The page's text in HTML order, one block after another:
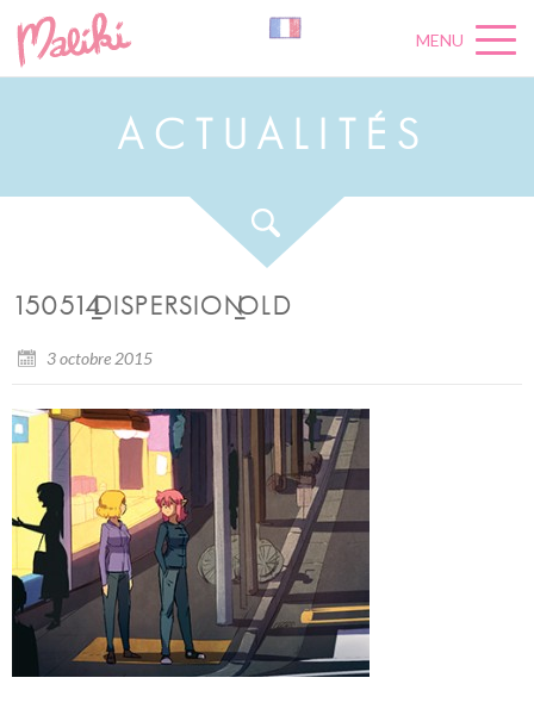
MENU
A C U A L É S
150514_DISPERSION_OLD
3 octobre 2015